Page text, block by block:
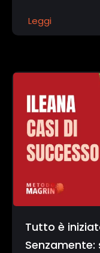
Leggi
Tutto è